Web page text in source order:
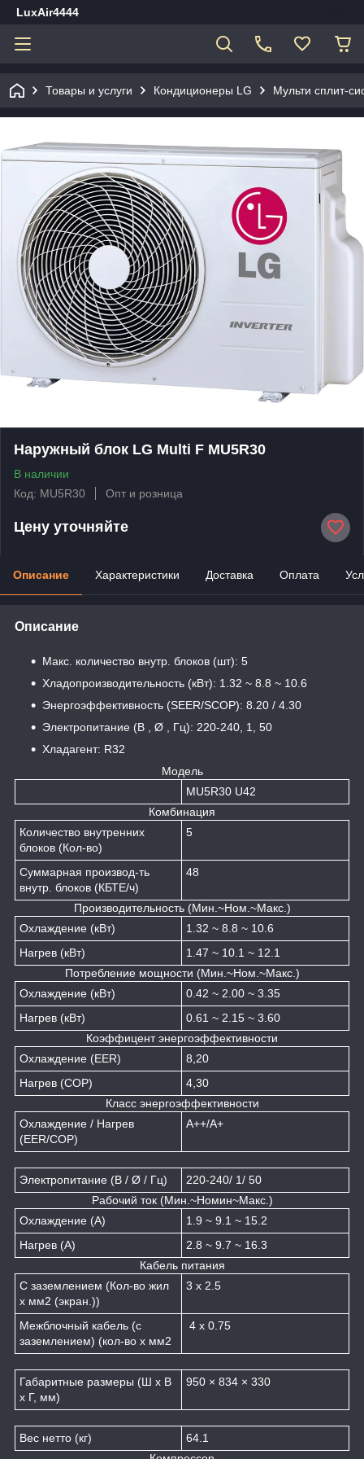
LuxAir4444
Товары и услуги Кондиционеры LG Мульти сплит-
Наружный блок LG Multi F MU5R30
В наличии
Код: MU5R30
Опт и розница
Цену уточняйте
Описание Характеристики Доставка Оплата
Описание
Макс. количество внутр. блоков (шт): 5
Хладопроизводительность (кВт): 1.32 ~ 8.8 ~ 10.6
Энергоэффективность (SEER/SCOP): 8.20 / 4.30
Электропитание (В , Ø , Гц): 220-240, 1, 50
Хладагент: R32
Модель
MU5R30 U42
Комбинация
Количество внутренних
блоков (Кол-во)
5
Суммарная производ-ть
внутр. блоков (КБТЕ/ч)
48
Производительность (Мин.~Ном.~Макс.)
Охлаждение (кВт)
1.32 ~ 8.8 ~ 10.6
Нагрев (кВт)
1.47 ~ 10.1 ~ 12.1
Потребление мощности (Мин.~Ном.~Макс.)
Охлаждение (кВт)
0.42 ~ 2.00 ~ 3.35
Нагрев (кВт)
0.61 ~ 2.15 ~ 3.60
Коэффицент энергоэффективности
Охлаждение (EER)
8,20
Нагрев (COP)
4,30
Класс энергоэффективности
Охлаждение / Нагрев
(EER/COP)
A++/A+
Электропитание (В / Ø / Гц)
220-240/ 1/ 50
Рабочий ток (Мин.~Номин~Макс.)
Охлаждение (A)
1.9 ~ 9.1 ~ 15.2
Нагрев (A)
2.8 ~ 9.7 ~ 16.3
Кабель питания
С заземлением (Кол-во жил
х мм2 (экран.))
3 x 2.5
Межблочный кабель (с
заземлением) (кол-во x мм2
4 x 0.75
Габаритные размеры (Ш x В
x Г, мм)
950 × 834 × 330
Вес нетто (кг)
64.1